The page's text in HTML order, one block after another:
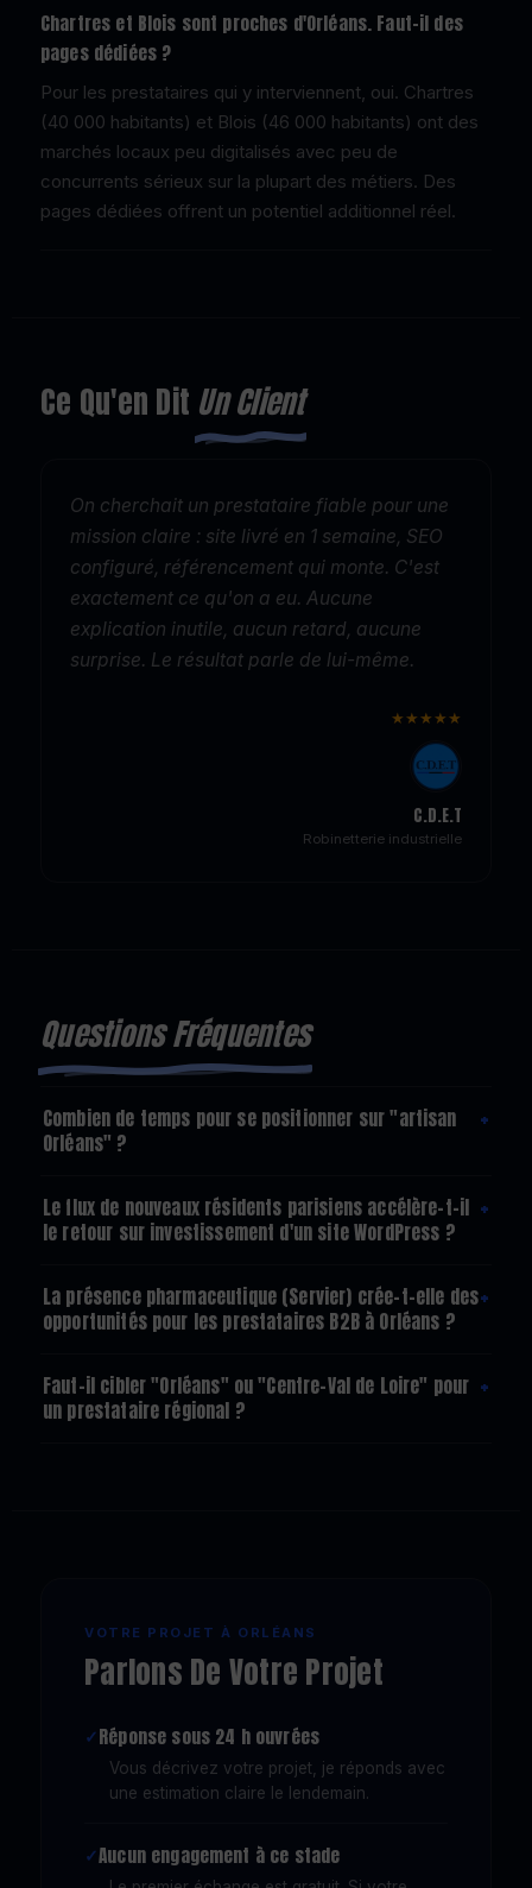
Chartres et Blois sont proches d'Orléans. Faut-il des
pages dédiées ?
Pour les prestataires qui y interviennent, oui. Chartres
(40 000 habitants) et Blois (46 000 habitants) ont des
marchés locaux peu digitalisés avec peu de
concurrents sérieux sur la plupart des métiers. Des
pages dédiées offrent un potentiel additionnel réel.
Ce Qu'en Dit Un Client
On cherchait un prestataire fiable pour une
mission claire : site livré en 1 semaine, SEO
configuré, référencement qui monte. C'est
exactement ce qu'on a eu. Aucune
explication inutile, aucun retard, aucune
surprise. Le résultat parle de lui-même.
★★★★★
C.D.E.T
Robinetterie industrielle
Questions Fréquentes
Combien de temps pour se positionner sur "artisan
Orléans" ?
+
Le flux de nouveaux résidents parisiens accélère-t-il
le retour sur investissement d'un site WordPress ?
+
La présence pharmaceutique (Servier) crée-t-elle des
opportunités pour les prestataires B2B à Orléans ?
+
Faut-il cibler "Orléans" ou "Centre-Val de Loire" pour
un prestataire régional ?
+
VOTRE PROJET À ORLÉANS
Parlons De Votre Projet
Réponse sous 24 h ouvrées
Vous décrivez votre projet, je réponds avec
une estimation claire le lendemain.
Aucun engagement à ce stade